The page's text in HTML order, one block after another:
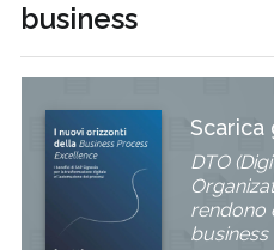
business
DTO
rendono
business